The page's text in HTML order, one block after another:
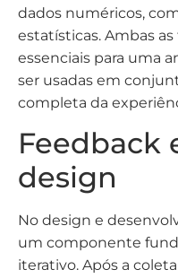
dados numéricos,
estatísticas. Ambas
essenciais para uma
ser usadas em
completa da
Feedback
design
No design e
um componente
iterativo. Após a